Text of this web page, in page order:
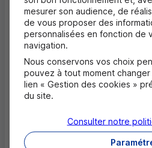
Equipement pour
Masquer
Questions
Quels documents sont
Où trouver les numéros
mesurer son audience, de
de vous proposer des
personnalisées en fonction de
navigation.
Nous conservons vos choix
pouvez à tout moment changer
lien « Gestion des cookies »
du site.
Consulter notre